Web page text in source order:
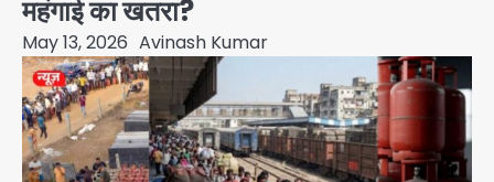
महंगाई का खतरा?
May 13, 2026 Avinash Kumar